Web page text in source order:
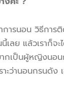
ารนอน วิธีการ
เลย แล้วเราก็จ
ากเป็นผู้หญิงนอ
ะว่านอนกรนดัง